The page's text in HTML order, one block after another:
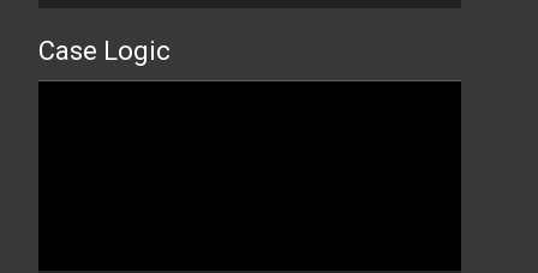
Case Logic